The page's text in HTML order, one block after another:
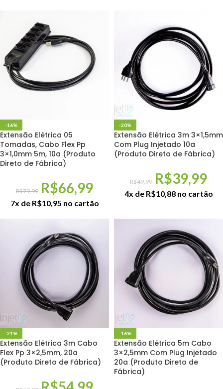
-16%
Extensão Elétrica 05
Tomadas, Cabo Flex Pp
3×1,0mm 5m, 10a (Produto
Direto de Fábrica)
R$79,99 R$66,99
7x de R$10,95 no cartão
-20%
Extensão Elétrica 3m 3×1,5mm
Com Plug Injetado 10a
(Produto Direto de Fábrica)
R$49,99 R$39,99
4x de R$10,88 no cartão
-21%
Extensão Elétrica 3m Cabo
Flex Pp 3×2,5mm, 20a
(Produto Direto de Fábrica)
-16%
Extensão Elétrica 5m Cabo
3×2,5mm Com Plug Injetado
20a (Produto Direto de
Fábrica)